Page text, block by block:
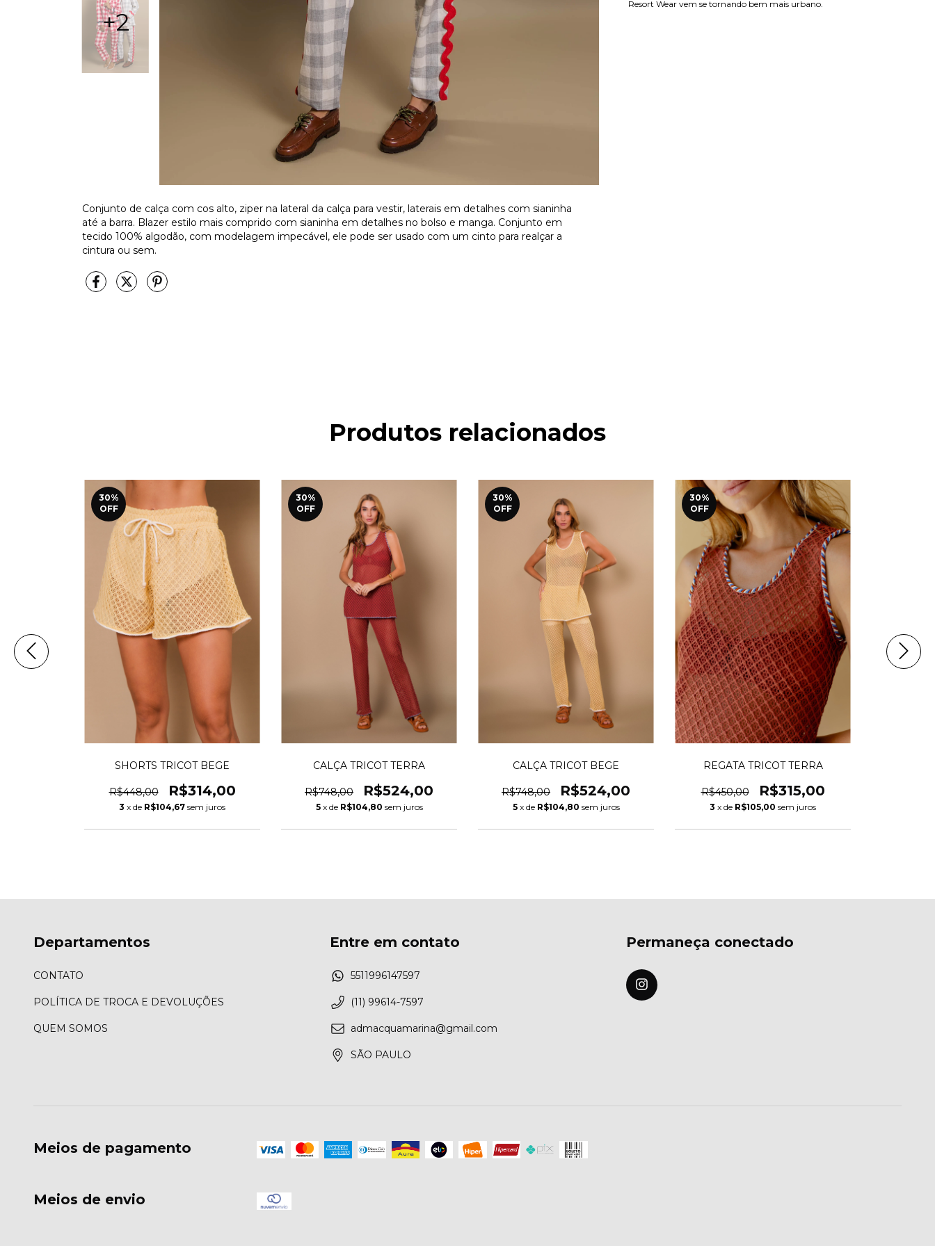
+2
Conjunto de calça com cos alto, ziper na lateral da calça para vestir, laterais em detalhes com sianinha
até a barra. Blazer estilo mais comprido com sianinha em detalhes no bolso e manga. Conjunto em
tecido 100% algodão, com modelagem impecável, ele pode ser usado com um cinto para realçar a
cintura ou sem.
Resort Wear vem se tornando bem mais urbano.
Produtos relacionados
30%
OFF
SHORTS TRICOT BEGE
R$448,00 R$314,00
3 x de R$104,67 sem juros
30%
OFF
CALÇA TRICOT TERRA
R$748,00 R$524,00
5 x de R$104,80 sem juros
30%
OFF
CALÇA TRICOT BEGE
R$748,00 R$524,00
5 x de R$104,80 sem juros
30%
OFF
REGATA TRICOT TERRA
R$450,00 R$315,00
3 x de R$105,00 sem juros
Departamentos
CONTATO
POLÍTICA DE TROCA E DEVOLUÇÕES
QUEM SOMOS
Entre em contato
5511996147597
(11) 99614-7597
admacquamarina@gmail.com
SÃO PAULO
Permaneça conectado
Meios de pagamento
Meios de envio